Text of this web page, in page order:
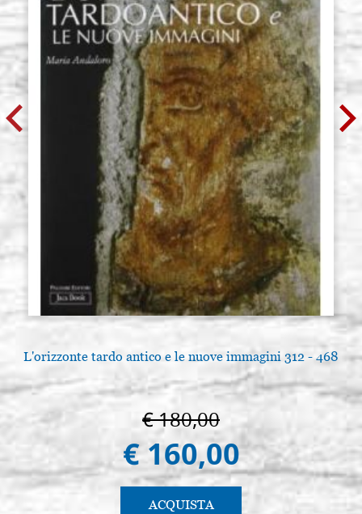
L'orizzonte tardo antico e le nuove immagini 312 - 468
€ 180,00
€ 160,00
ACQUISTA